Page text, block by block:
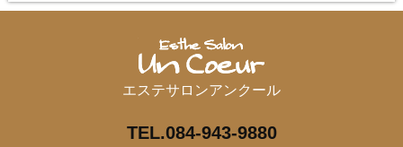
エステサロンアンクール
TEL.084-943-9880